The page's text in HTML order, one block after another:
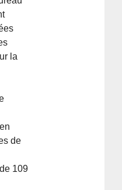
la
de
109